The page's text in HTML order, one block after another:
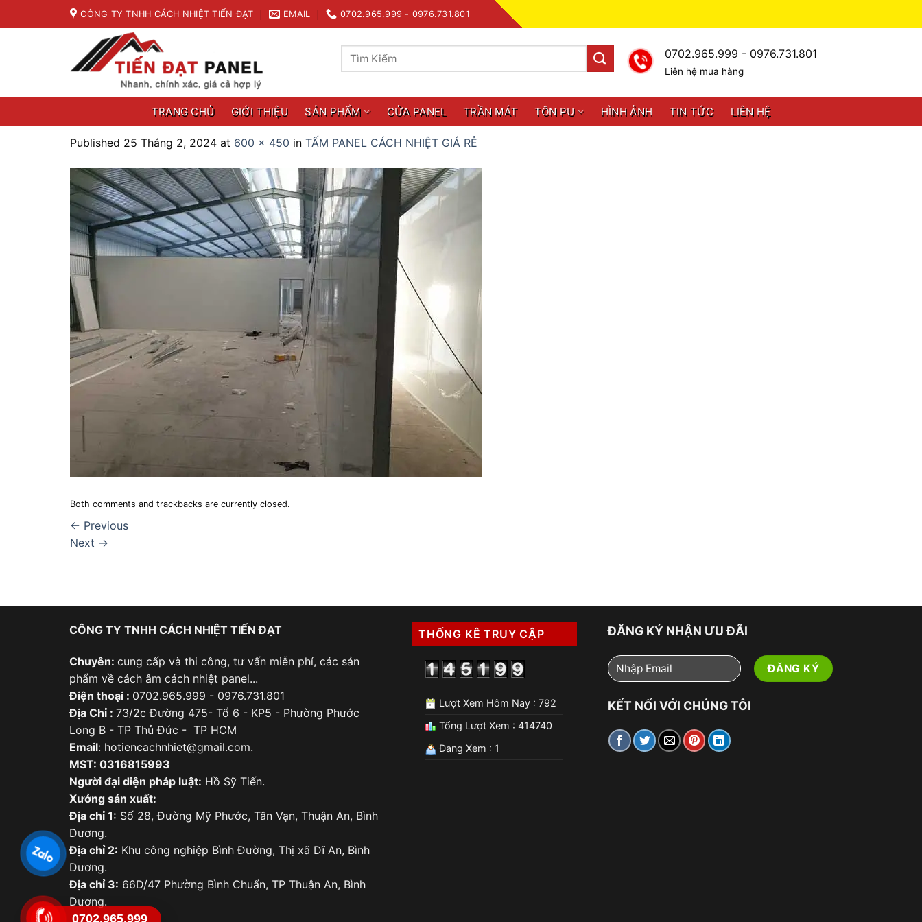
to
CÔNG TY TNHH CÁCH NHIỆT TIẾN ĐẠT EMAIL 0702.965.999 - 0976.731.801
Tìm
0702.965.999 - 0976.731.801
Liên hệ mua hàng
TRANG CHỦ GIỚI THIỆU SẢN PHẨM CỬA PANEL TRẦN MÁT TÔN PU HÌNH ẢNH TIN TỨC LIÊN HỆ
Published 25 Tháng 2, 2024 at 600 × 450 in TẤM PANEL CÁCH NHIỆT GIÁ RẺ
Both comments and trackbacks are currently closed.
← Previous
Next →
CÔNG TY TNHH CÁCH NHIỆT TIẾN ĐẠT
Chuyên: cung cấp và thi công, tư vấn miễn phí, các sản
phẩm về cách âm cách nhiệt panel...
Điện thoại : 0702.965.999 - 0976.731.801
Địa Chỉ : 73/2c Đường 475- Tổ 6 - KP5 - Phường Phước
Long B - TP Thủ Đức - TP HCM
Email: hotiencachnhiet@gmail.com.
MST: 0316815993
Người đại diện pháp luật: Hồ Sỹ Tiến.
Xưởng sản xuất:
Địa chỉ 1: Số 28, Đường Mỹ Phước, Tân Vạn, Thuận An, Bình
Dương.
Địa chỉ 2: Khu công nghiệp Bình Đường, Thị xã Dĩ An, Bình
Dương.
Địa chỉ 3: 66D/47 Phường Bình Chuẩn, TP Thuận An, Bình
Dương.
THỐNG KÊ TRUY CẬP
Lượt Xem Hôm Nay : 792
Tổng Lượt Xem : 414740
Đang Xem : 1
ĐĂNG KÝ NHẬN ƯU ĐÃI
KẾT NỐI VỚI CHÚNG TÔI
0702.965.999